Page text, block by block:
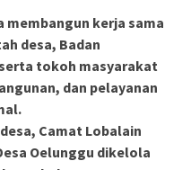
membangun kerja sama
desa, Badan
tokoh masyarakat
dan pelayanan
Camat Lobalain
Oelunggu dikelola